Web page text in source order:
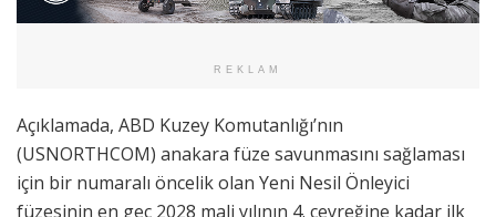
REKLAM
Açıklamada, ABD Kuzey Komutanlığı’nın
(USNORTHCOM) anakara füze savunmasını sağlaması
için bir numaralı öncelik olan Yeni Nesil Önleyici
füzesinin en geç 2028 mali yılının 4. çeyreğine kadar ilk